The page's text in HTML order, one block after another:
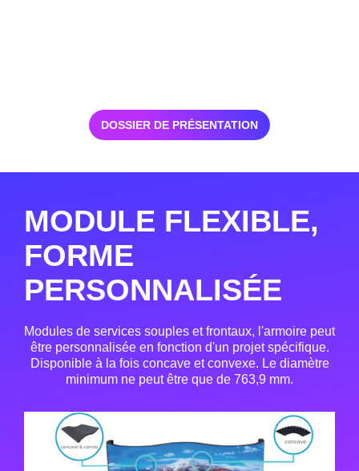
DOSSIER DE PRÉSENTATION
MODULE FLEXIBLE,
FORME
PERSONNALISÉE
Modules de services souples et frontaux, l'armoire peut
être personnalisée en fonction d'un projet spécifique.
Disponible à la fois concave et convexe. Le diamètre
minimum ne peut être que de 763,9 mm.